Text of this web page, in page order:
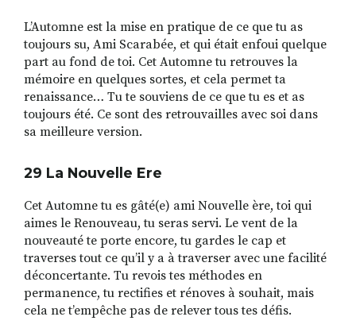
L’Automne est la mise en pratique de ce que tu as
toujours su, Ami Scarabée, et qui était enfoui quelque
part au fond de toi. Cet Automne tu retrouves la
mémoire en quelques sortes, et cela permet ta
renaissance… Tu te souviens de ce que tu es et as
toujours été. Ce sont des retrouvailles avec soi dans
sa meilleure version.
29 La Nouvelle Ere
Cet Automne tu es gâté(e) ami Nouvelle ère, toi qui
aimes le Renouveau, tu seras servi. Le vent de la
nouveauté te porte encore, tu gardes le cap et
traverses tout ce qu’il y a à traverser avec une facilité
déconcertante. Tu revois tes méthodes en
permanence, tu rectifies et rénoves à souhait, mais
cela ne t’empêche pas de relever tous tes défis.